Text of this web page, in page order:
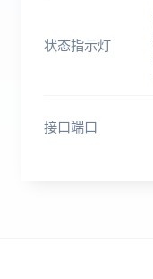
状态指示灯
接口端口